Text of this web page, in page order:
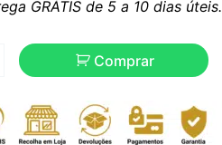
GRÁTIS de 5 a 10 dias úteis.
Comprar